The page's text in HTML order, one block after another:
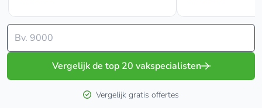
Vergelijk de top 20 vakspecialisten
Vergelijk gratis offertes